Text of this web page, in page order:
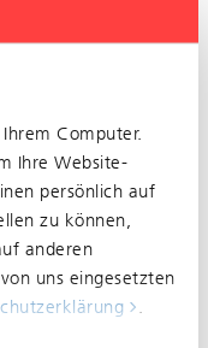
Computer.
Ihre Website-
persönlich auf
zu können,
anderen
uns eingesetzten
(CH),
Bahnhof im